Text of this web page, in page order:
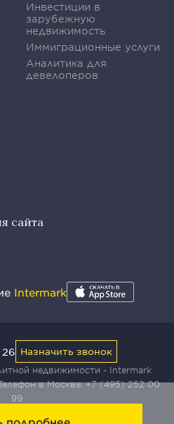
Инвестиции в
зарубежную
недвижимость
Иммиграционные услуги
Аналитика для
девелоперов
сайта
Intermark
недвижимости - Intermark
в Москве:+7 (495) 252 00
99
Назначить звонок